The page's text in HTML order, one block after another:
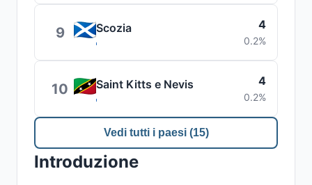
9 Scozia 4
0.2%
10 Saint Kitts e Nevis 4
0.2%
Vedi tutti i paesi (15)
Introduzione